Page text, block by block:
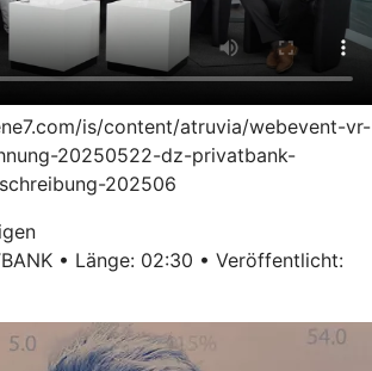
is/content/atruvia/webevent-vr-
20250522-dz-privatbank-
202506
• Länge: 02:30 • Veröffentlicht: